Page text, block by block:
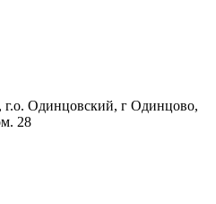
г.о. Одинцовский, г Одинцово,
28